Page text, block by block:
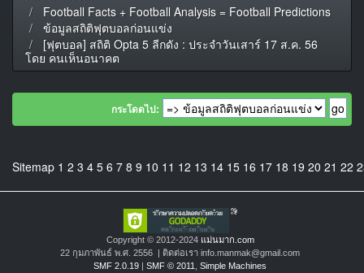
Football Facts + Football Analysis = Football Predictions
ข้อมูลสถิติฟุตบอลก่อนแข่ง
[ฟุตบอล] สถิติ Opta 5 ลีกดัง : ประจำวันเสาร์ 17 ส.ค. 56
โดย คนเห็นอนาคต
กระโดดไป:
Sitemap 1 2 3 4 5 6 7 8 9 10 11 12 13 14 15 16 17 18 19 20 21 22
Copyright © 2012-2024 แม่นมาก.com
22 กุมภาพันธ์ พ.ศ. 2556 | ติดต่อเรา info.manmak@gmail.com
SMF 2.0.19
SMF © 2011, Simple Machines